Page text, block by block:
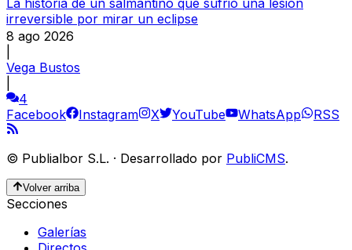
irreversible por mirar un eclipse
8 ago 2026
Vega Bustos
4
Facebook
Instagram X YouTube WhatsApp RSS
© Publialbor S.L. · Desarrollado por PubliCMS.
Volver arriba
Secciones
Galerías